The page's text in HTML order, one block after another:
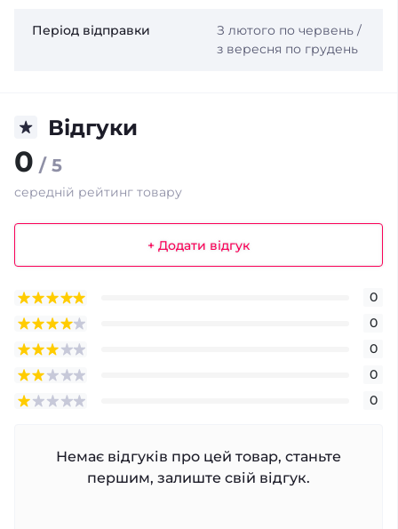
Період відправки
З лютого по червень /
з вересня по грудень
Відгуки
0 / 5
середній рейтинг товару
+ Додати відгук
0
0
0
0
0
Немає відгуків про цей товар, станьте
першим, залиште свій відгук.